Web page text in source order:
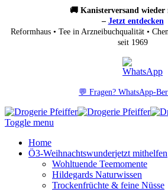
🚚 Kanisterversand wieder
– Jetzt entdecken
Reformhaus • Tee in Arzneibuchqualität •
seit 1969
💬 Fragen? WhatsApp-
Toggle menu
Home
Ö3-Weihnachtswunderjetzt mithelfen
Wohltuende Teemomente
Hildegards Naturwissen
Trockenfrüchte & feine Nüsse